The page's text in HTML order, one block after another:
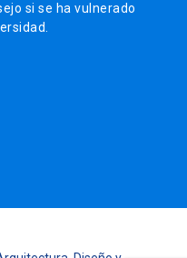
si se ha vulnerado